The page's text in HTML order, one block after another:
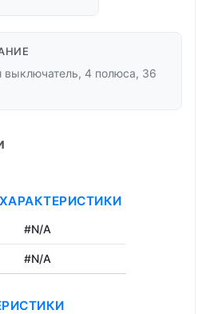
выключатель, 4 полюса, 36
#N/A
#N/A